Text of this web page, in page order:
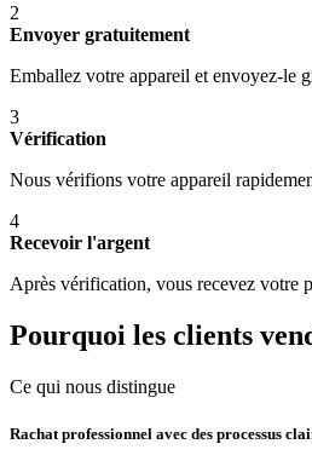
2
Envoyer gratuitement
Emballez votre appareil et envoyez-le
3
Vérification
Nous vérifions votre appareil
4
Recevoir l'argent
Après vérification, vous recevez votre
Pourquoi les clients
Ce qui nous distingue
Rachat professionnel avec des processus